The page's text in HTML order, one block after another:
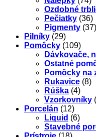
Ozdobné
Pečiatky (36)
Pigmenty (37)
Pilníky (29)
Pomôcky (109)
Dávkovače,
Ostatné
Pomôcky na
Rukavice (8)
Rúška (4)
Vzorkovníky
Porcelán (12)
Liquid (6)
Stavebné